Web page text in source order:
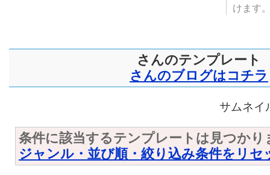
けます
さんのテンプレート
さんのブログはコチラ
サムネイ
条件に該当するテンプレートは見つかり
ジャンル・並び順・絞り込み条件をリセ